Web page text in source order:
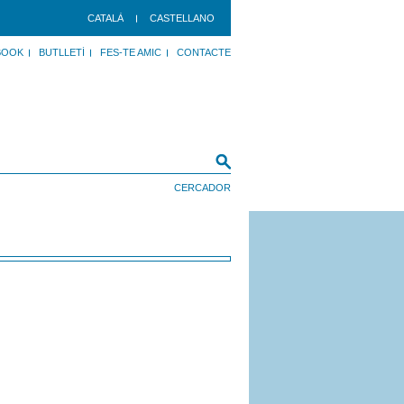
CATALÀ CASTELLANO
BUTLLETÍ FES-TE AMIC CONTACTE